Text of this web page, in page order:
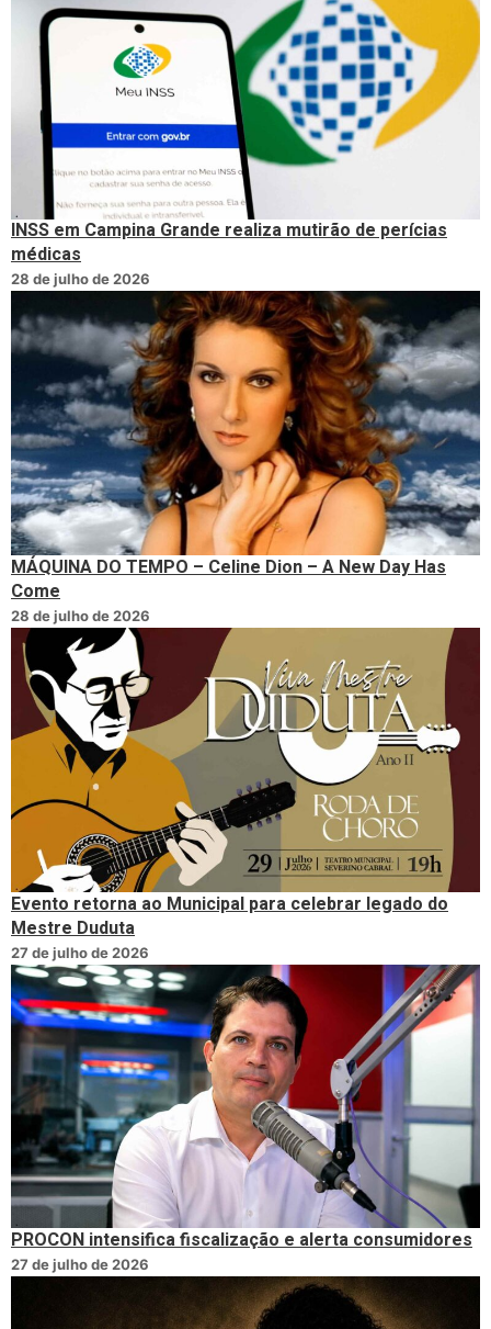
INSS em Campina Grande realiza mutirão de perícias
médicas
28 de julho de 2026
MÁQUINA DO TEMPO – Celine Dion – A New Day Has
Come
28 de julho de 2026
Evento retorna ao Municipal para celebrar legado do
Mestre Duduta
27 de julho de 2026
PROCON intensifica fiscalização e alerta consumidores
27 de julho de 2026